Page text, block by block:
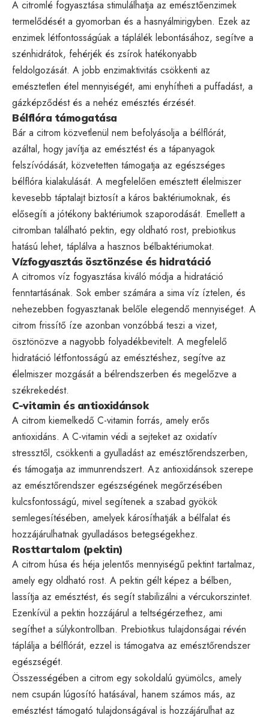
A citromlé fogyasztása stimulálhatja az emésztőenzimek
termelődését a gyomorban és a hasnyálmirigyben. Ezek az
enzimek létfontosságúak a táplálék lebontásához, segítve a
szénhidrátok, fehérjék és zsírok hatékonyabb
feldolgozását. A jobb enzimaktivitás csökkenti az
emésztetlen étel mennyiségét, ami enyhítheti a puffadást, a
gázképződést és a nehéz emésztés érzését.
Bélflóra támogatása
Bár a citrom közvetlenül nem befolyásolja a bélflórát,
azáltal, hogy javítja az emésztést és a tápanyagok
felszívódását, közvetetten támogatja az egészséges
bélflóra kialakulását. A megfelelően emésztett élelmiszer
kevesebb táptalajt biztosít a káros baktériumoknak, és
elősegíti a jótékony baktériumok szaporodását. Emellett a
citromban található pektin, egy oldható rost, prebiotikus
hatású lehet, táplálva a hasznos bélbaktériumokat.
Vízfogyasztás ösztönzése és hidratáció
A citromos víz fogyasztása kiváló módja a hidratáció
fenntartásának. Sok ember számára a sima víz íztelen, és
nehezebben fogyasztanak belőle elegendő mennyiséget. A
citrom frissítő íze azonban vonzóbbá teszi a vizet,
ösztönözve a nagyobb folyadékbevitelt. A megfelelő
hidratáció létfontosságú az emésztéshez, segítve az
élelmiszer mozgását a bélrendszerben és megelőzve a
székrekedést.
C-vitamin és antioxidánsok
A citrom kiemelkedő C-vitamin forrás, amely erős
antioxidáns. A C-vitamin védi a sejteket az oxidatív
stressztől, csökkenti a gyulladást az emésztőrendszerben,
és támogatja az immunrendszert. Az antioxidánsok szerepe
az emésztőrendszer egészségének megőrzésében
kulcsfontosságú, mivel segítenek a szabad gyökök
semlegesítésében, amelyek károsíthatják a bélfalat és
hozzájárulhatnak gyulladásos betegségekhez.
Rosttartalom (pektin)
A citrom húsa és héja jelentős mennyiségű pektint tartalmaz,
amely egy oldható rost. A pektin gélt képez a bélben,
lassítja az emésztést, és segít stabilizálni a vércukorszintet.
Ezenkívül a pektin hozzájárul a teltségérzethez, ami
segíthet a súlykontrollban. Prebiotikus tulajdonságai révén
táplálja a bélflórát, ezzel is támogatva az emésztőrendszer
egészségét.
Összességében a citrom egy sokoldalú gyümölcs, amely
nem csupán lúgosító hatásával, hanem számos más, az
emésztést támogató tulajdonságával is hozzájárulhat az